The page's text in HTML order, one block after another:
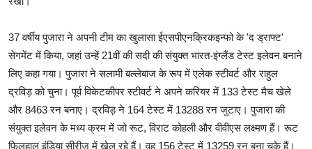
37 वर्षीय पुजारा ने अपनी टीम का खुलासा ईएसपीएनक्रिकइन्फो के 'द ड्राफ्ट'
सेगमेंट में किया, जहां उन्हें 21वीं की सदी की संयुक्त भारत-इंग्लैंड टेस्ट इलेवन बनाने
लिए कहा गया। पुजारा ने सलामी बल्लेबाज के रूप में एलेक स्टीवर्ट और राहुल
द्रविड़ को चुना। पूर्व विकेटकीपर स्टीवर्ट ने अपने करियर में 133 टेस्ट मैच खेले
और 8463 रन बनाए। द्रविड़ ने 164 टेस्ट में 13288 रन जुटाए। पुजारा की
संयुक्त इलेवन के मध्य क्रम में जो रूट, विराट कोहली और वीवीएस लक्ष्मण हैं। रूट
फिलहाल इंडिया सीरीज में खेल रहे हैं। वह 156 टेस्ट में 13259 रन बना चुके हैं।